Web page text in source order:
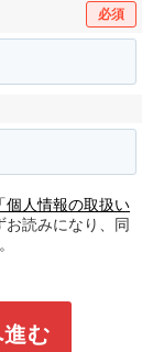
必須
「個人情報の取扱い
お読みになり、同
む